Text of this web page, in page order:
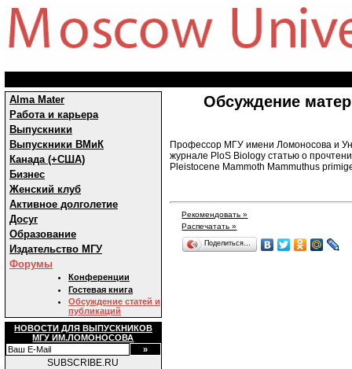
Alma Mater
Работа и карьера
Выпускники
Выпускники ВМиК
Канада (+США)
Бизнес
Женский клуб
Активное долголетие
Досуг
Образование
Издательство МГУ
Форумы
Конференции
Гостевая книга
Обсуждение статей и
публикаций
НОВОСТИ ДЛЯ ВЫПУСКНИКОВ
МГУ ИМ.ЛОМОНОСОВА
SUBSCRIBE.RU
Обсуждение
Профессор МГУ имени Ломоносова и
журнале PloS Biology статью о
Pleistocene Mammoth Mammuthus
Рекомендовать »
Распечатать »
Поделиться…